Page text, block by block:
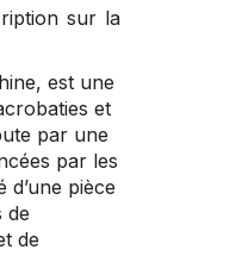
sur la
est une
et
par une
par les
pièce
de
de